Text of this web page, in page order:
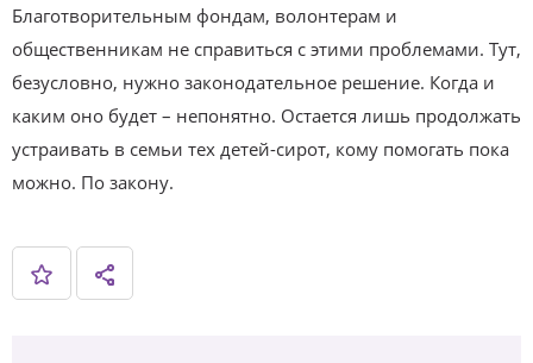
Благотворительным фондам, волонтерам и
общественникам не справиться с этими проблемами. Тут,
безусловно, нужно законодательное решение. Когда и
каким оно будет – непонятно. Остается лишь продолжать
устраивать в семьи тех детей-сирот, кому помогать пока
можно. По закону.